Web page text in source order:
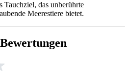
Tauchziel, das unberührte
Meerestiere bietet.